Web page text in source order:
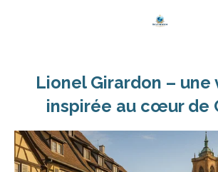
principalLionel Girardon – une
inspirée au cœur de